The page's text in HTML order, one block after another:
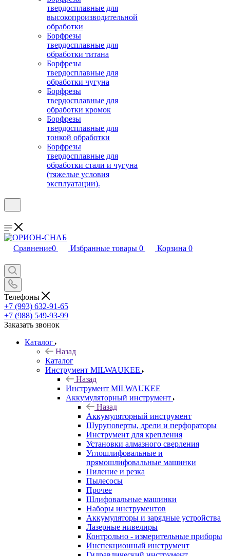
твердосплавные для
высокопроизводительной
обработки
Борфрезы
твердосплавные для
обработки титана
Борфрезы
твердосплавные для
обработки чугуна
Борфрезы
твердосплавные для
обработки кромок
Борфрезы
твердосплавные для
тонкой обработки
Борфрезы
твердосплавные для
обработки стали и чугуна
(тяжелые условия
эксплуатации).
Сравнение0 Избранные товары 0 Корзина 0
Телефоны
+7 (993) 632-91-65
+7 (988) 549-93-99
Заказать звонок
Каталог
Назад
Каталог
Инструмент MILWAUKEE
Назад
Инструмент MILWAUKEE
Аккумуляторный инструмент
Назад
Аккумуляторный инструмент
Шуруповерты, дрели и перфораторы
Инструмент для крепления
Установки алмазного сверления
Углошлифовальные и
прямошлифовальные машинки
Пиление и резка
Пылесосы
Прочее
Шлифовальные машинки
Наборы инструментов
Аккумуляторы и зарядные устройства
Лазерные нивелиры
Контрольно - измерительные приборы
Инспекционный инструмент